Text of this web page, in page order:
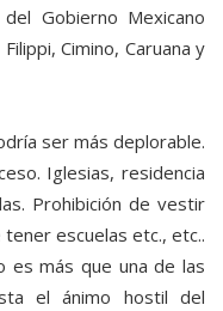
Gobierno Mexicano
Cimino, Caruana y
ser más deplorable.
Iglesias, residencia
Prohibición de vestir
escuelas etc., etc..
es más que una de las
el ánimo hostil del